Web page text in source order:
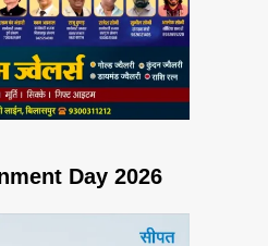
Day 2026